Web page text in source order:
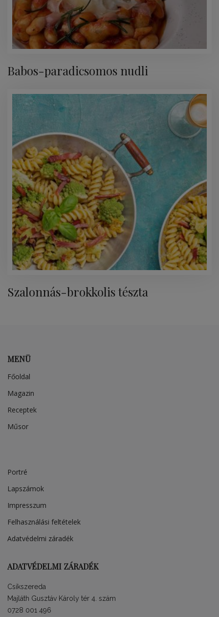
Babos-paradicsomos nudli
Szalonnás-brokkolis tészta
MENÜ
Főoldal
Magazin
Receptek
Műsor
Portré
Lapszámok
Impresszum
Felhasználási feltételek
Adatvédelmi záradék
ADATVÉDELMI ZÁRADÉK
Csíkszereda
Majláth Gusztáv Károly tér 4. szám
0728 001 496